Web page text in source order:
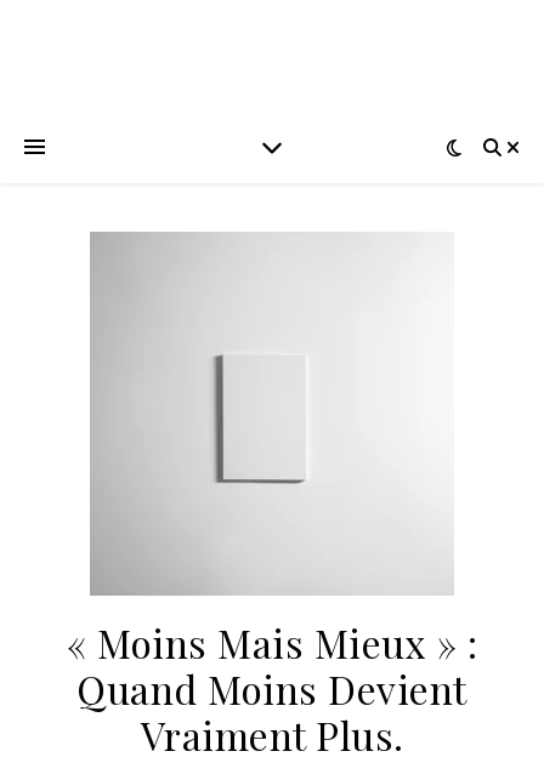
« Moins Mais Mieux » :
Quand Moins Devient
Vraiment Plus.